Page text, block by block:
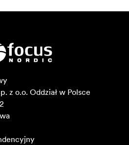
z o.o. Oddział w Polsce